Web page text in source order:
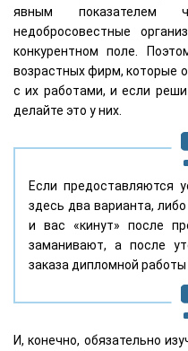
явным показателем
недобросовестные
конкурентном поле.
возрастных фирм, которые
с их работами, и если
делайте это у них.
Если предоставляются
здесь два варианта,
и вас «кинут» после
заманивают, а после
заказа дипломной работы
И, конечно, обязательно